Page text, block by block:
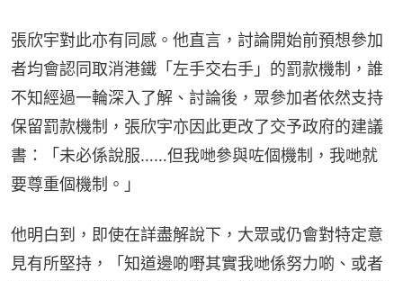
張欣宇對此亦有同感。他直言，討論開始前預想參加
者均會認同取消港鐵「左手交右手」的罰款機制，誰
不知經過一輪深入了解、討論後，眾參加者依然支持
保留罰款機制，張欣宇亦因此更改了交予政府的建議
書：「未必係說服……但我哋參與咗個機制，我哋就
要尊重個機制。」
他明白到，即使在詳盡解說下，大眾或仍會對特定意
見有所堅持，「知道邊啲嘢其實我哋係努力啲、或者